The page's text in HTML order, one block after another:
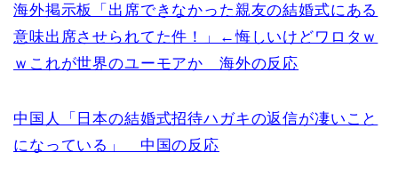
海外掲示板「出席できなかった親友の結婚式にある
意味出席させられてた件！」←悔しいけどワロタｗ
ｗこれが世界のユーモアか 海外の反応
中国人「日本の結婚式招待ハガキの返信が凄いこと
になっている」 中国の反応